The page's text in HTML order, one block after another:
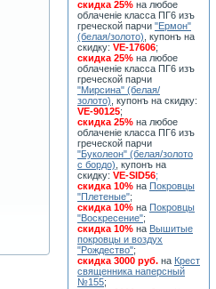
скидка 25% на любое
облаченiе класса ПГ6 изъ
греческой парчи "Ермон"
(белая/золото) , купонъ на
скидку: VE-17606;
скидка 25% на любое
облаченiе класса ПГ6 изъ
греческой парчи
"Мирсина" (белая/
золото) , купонъ на скидку:
VE-90125;
скидка 25% на любое
облаченiе класса ПГ6 изъ
греческой парчи
"Буколеон" (белая/золото
с бордо) , купонъ на
скидку: VE-SID56;
скидка 10% на Покровцы
"Плетеные";
скидка 10% на Покровцы
"Воскресение";
скидка 10% на Вышитые
покровцы и воздух
"Рождество";
скидка 3000 руб. на Крест
священника наперсный
№155;